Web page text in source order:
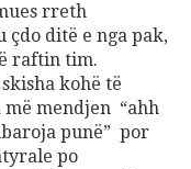
rreth
çdo ditë e nga pak,
raftin tim.
kohë të
mendjen “ahh
punë” por
po